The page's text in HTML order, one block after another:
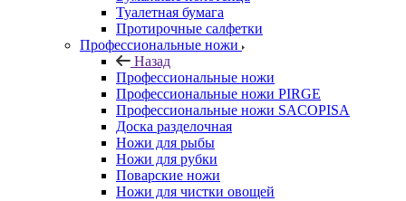
Туалетная бумага
Протирочные салфетки
Профессиональные ножи
Назад
Профессиональные ножи
Профессиональные ножи PIRGE
Профессиональные ножи SACOPISA
Доска разделочная
Ножи для рыбы
Ножи для рубки
Поварские ножи
Ножи для чистки овощей